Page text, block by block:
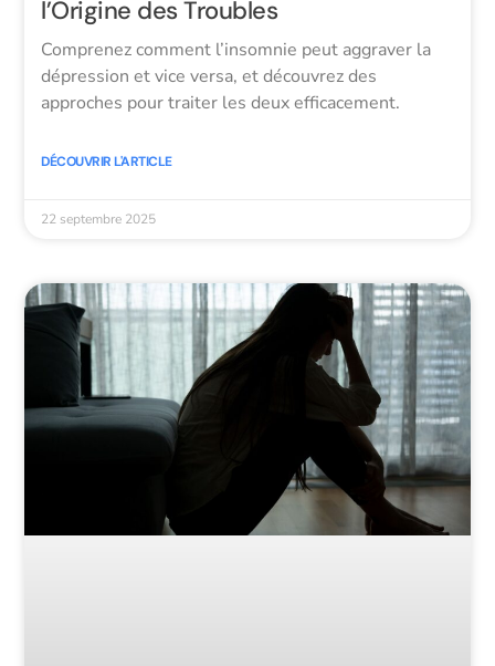
l’Origine des Troubles
Comprenez comment l’insomnie peut aggraver la
dépression et vice versa, et découvrez des
approches pour traiter les deux efficacement.
DÉCOUVRIR L'ARTICLE
22 septembre 2025